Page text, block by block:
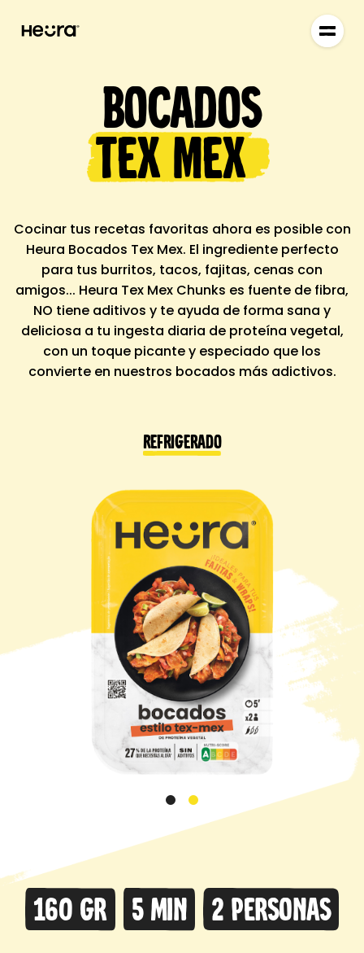
Bocados
Tex Mex
Cocinar tus recetas favoritas ahora es posible con
Heura Bocados Tex Mex. El ingrediente perfecto
para tus burritos, tacos, fajitas, cenas con
amigos... Heura Tex Mex Chunks es fuente de fibra,
NO tiene aditivos y te ayuda de forma sana y
deliciosa a tu ingesta diaria de proteína vegetal,
con un toque picante y especiado que los
convierte en nuestros bocados más adictivos.
Refrigerado
160 gr 5 min 2 personas